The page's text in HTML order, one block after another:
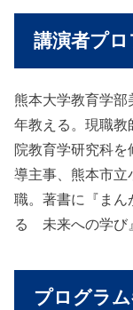
講演者プ
熊本大学教育学
年教える。現職教
院教育学研究科
導主事、熊本市立
職。著書に『ま
る 未来への学び
プログラ